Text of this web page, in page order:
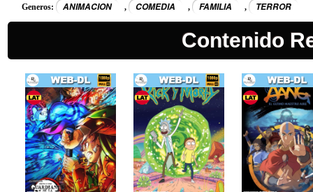
Generos: ANIMACION , COMEDIA , FAMILIA , TERROR
Contenido